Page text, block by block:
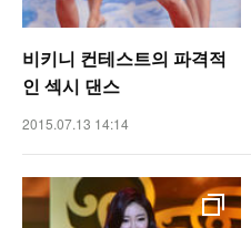
비키니 컨테스트의 파격적
인 섹시 댄스
2015.07.13 14:14